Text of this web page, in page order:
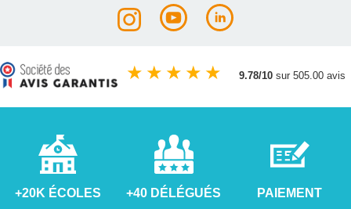
★ ★ ★ ★ ★ 9.78/10 sur 505.00 avis
+20K ÉCOLES +40 DÉLÉGUÉS PAIEMENT